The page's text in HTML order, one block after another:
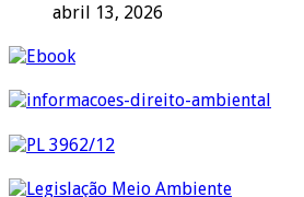
abril 13, 2026